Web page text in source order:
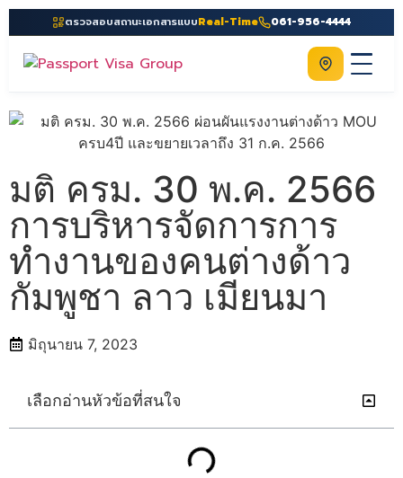
ตรวจสอบสถานะเอกสารแบบReal-Time 061-956-4444
Home
เกี่ยวกับเรา
บริการ
คู่มือ
ความรู้
ประเทศ
ติดต่อเรา
ติดต่อเรา
มติ ครม. 30 พ.ค. 2566
การบริหารจัดการการ
ทำงานของคนต่างด้าว
กัมพูชา ลาว เมียนมา
มิถุนายน 7, 2023
เลือกอ่านหัวข้อที่สนใจ